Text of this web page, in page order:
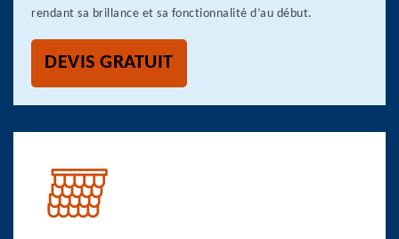
rendant sa brillance et sa fonctionnalité d’au début.
DEVIS GRATUIT